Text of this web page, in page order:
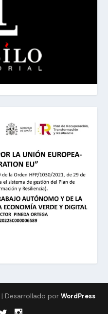
| Desarrollado por WordPress